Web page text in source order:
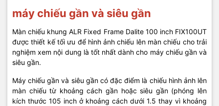
máy chiếu gần và siêu gần
Màn chiếu khung ALR Fixed Frame Dalite 100 inch FIX100UT
được thiết kế tối ưu để hình ảnh chiếu lên màn chiếu cho trải
nghiệm xem nội dung là tốt nhất dành cho máy chiếu gần và
siêu gần.
Máy chiếu gần và siêu gần có đặc điểm là chiếu hình ảnh lên
màn chiếu từ khoảng cách gần hoặc siêu gần (phóng lên
kích thước 105 inch ở khoảng cách dưới 1.5 thay vì khoảng